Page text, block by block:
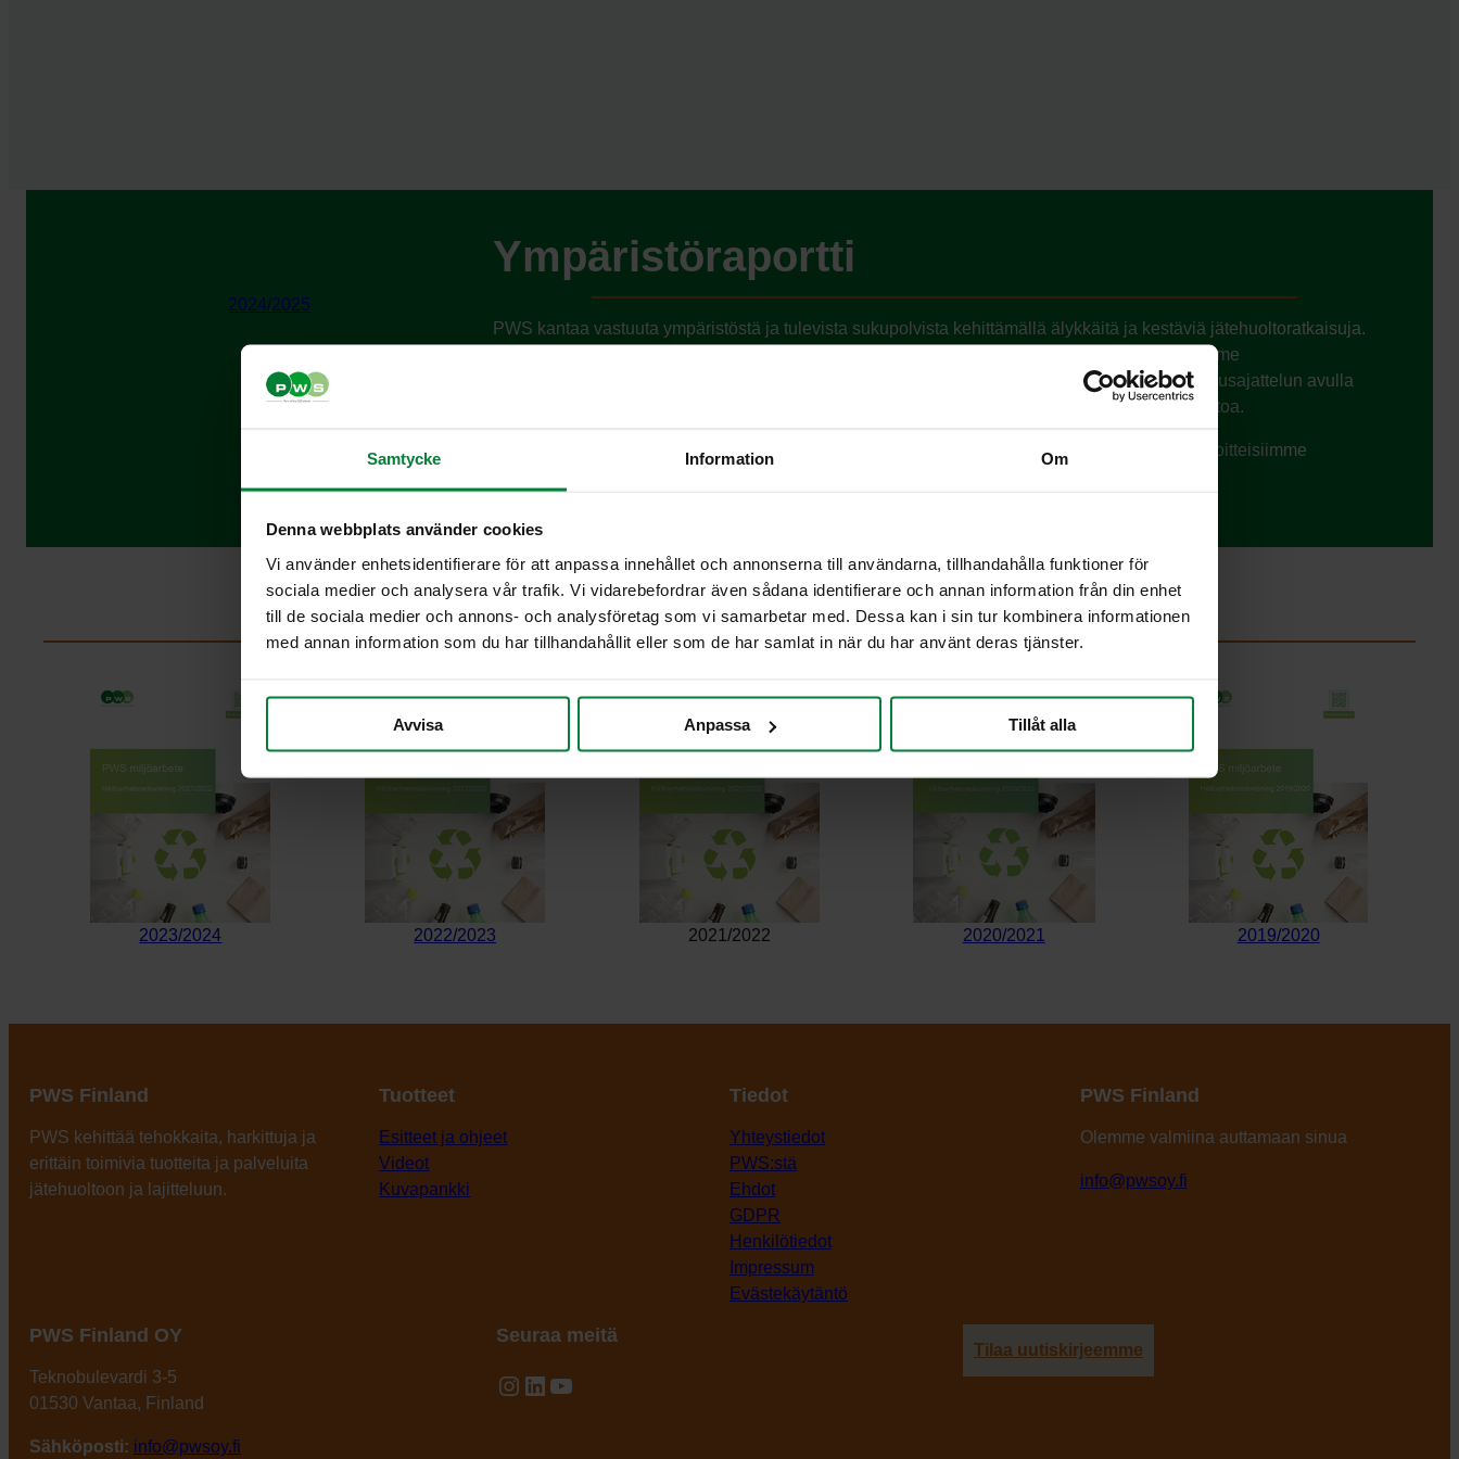
Samtycke Information Om
Denna webbplats använder cookies
Vi använder enhetsidentifierare för att anpassa innehållet och annonserna till användarna, tillhandahålla funktioner för
sociala medier och analysera vår trafik. Vi vidarebefordrar även sådana identifierare och annan information från din enhet
till de sociala medier och annons- och analysföretag som vi samarbetar med. Dessa kan i sin tur kombinera informationen
med annan information som du har tillhandahållit eller som de har samlat in när du har använt deras tjänster.
Avvisa Anpassa Tillåt alla
2024/2025
Ympäristöraportti
PWS kantaa vastuuta ympäristöstä ja tulevista sukupolvista kehittämällä älykkäitä ja kestäviä jätehuoltoratkaisuja.
Kestävän kehityksen raporttimme – PWS:n panos kiertotalouteen – osoittaa, kuinka vähennämme
ympäristövaikutuksia ja edistämme resurssitehokkuutta. Innovatiivisten ratkaisujen ja kiertotalousajattelun avulla
luomme tuotteita, jotka voidaan kierrättää ja uudelleenkäyttää, edistäen näin kestävää jätehuoltoa.
Kestävyysraporttimme tarjoaa läpinäkyvän katsauksen työhömme, edistysaskeleisiimme ja tavoitteisiimme
Aiemmat kestävän kehityksen raportit
2023/2024 2022/2023 2021/2022 2020/2021 2019/2020
PWS Finland
PWS kehittää tehokkaita, harkittuja ja
erittäin toimivia tuotteita ja palveluita
jätehuoltoon ja lajitteluun.
Tuotteet
Esitteet ja ohjeet
Videot
Kuvapankki
Tiedot
Yhteystiedot
PWS:stä
Ehdot
GDPR
Henkilötiedot
Impressum
Evästekäytäntö
PWS Finland
Olemme valmiina auttamaan sinua
info@pwsoy.fi
PWS Finland OY
Teknobulevardi 3-5
01530 Vantaa, Finland
Sähköposti: info@pwsoy.fi
Seuraa meitä
Instagram
LinkedIn
YouTube
Tilaa uutiskirjeemme